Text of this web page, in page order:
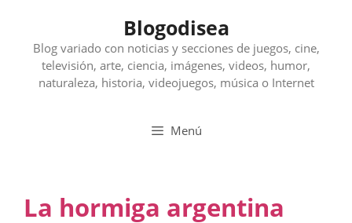
contenido
Blogodisea
Blog variado con noticias y secciones de juegos, cine,
televisión, arte, ciencia, imágenes, videos, humor,
naturaleza, historia, videojuegos, música o Internet
Menú
La hormiga argentina